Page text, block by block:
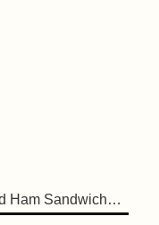
Ham Sandwich…